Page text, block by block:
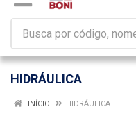
HIDRÁULICA
INÍCIO HIDRÁULICA